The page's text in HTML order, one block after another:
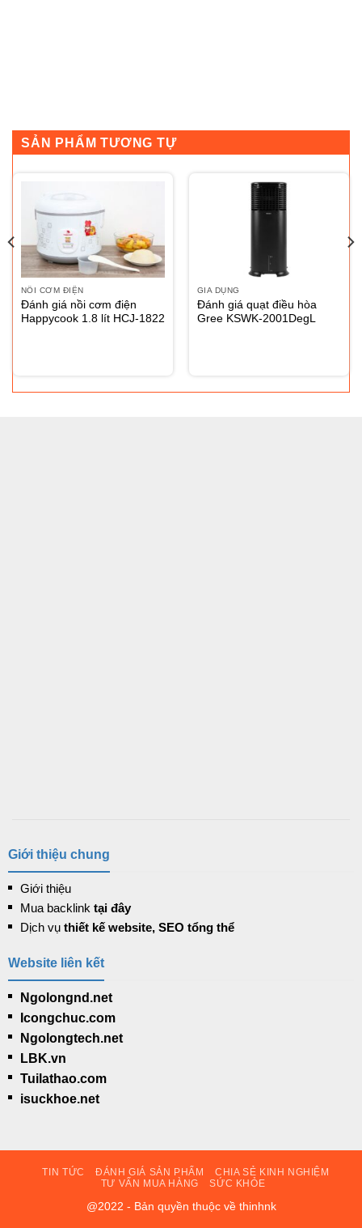
SẢN PHẨM TƯƠNG TỰ
NỒI CƠM ĐIỆN
Đánh giá nồi cơm điện
Happycook 1.8 lít HCJ-1822
GIA DỤNG
Đánh giá quạt điều hòa
Gree KSWK-2001DegL
Giới thiệu chung
Giới thiệu
Mua backlink tại đây
Dịch vụthiết kế website, SEO tổng thể
Website liên kết
Ngolongnd.net
Icongchuc.com
Ngolongtech.net
LBK.vn
Tuilathao.com
isuckhoe.net
TIN TỨC ĐÁNH GIÁ SẢN PHẨM
CHIA SẺ KINH NGHIỆM
TƯ VẤN MUA HÀNG
SỨC KHỎE
@2022 - Bản quyền thuộc về thinhnk